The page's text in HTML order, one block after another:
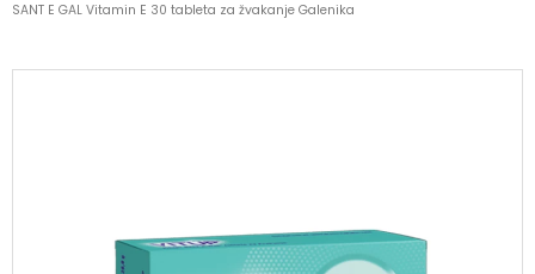
SANT E GAL Vitamin E 30 tableta za žvakanje Galenika